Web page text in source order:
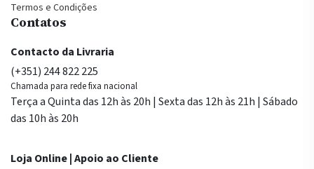
Termos e Condições
Contatos
Contacto da Livraria
(+351) 244 822 225
Chamada para rede fixa nacional
Terça a Quinta das 12h às 20h | Sexta das 12h às 21h | Sábado
das 10h às 20h
Loja Online | Apoio ao Cliente